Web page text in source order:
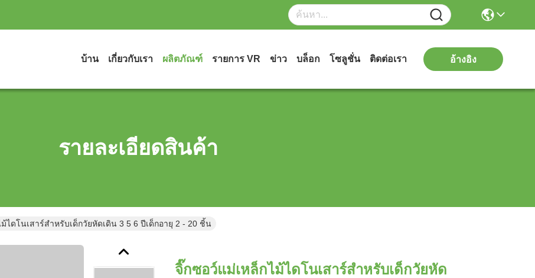
บ้าน เกี่ยวกับเรา ผลิตภัณฑ์ รายการ VR ข่าว บล็อก โซลูชั่น ติดต่อเรา อ้างอิง
รายละเอียดสินค้า
ไดโนเสาร์สำหรับเด็กวัยหัดเดิน 3 5 6 ปีเด็กอายุ 2 - 20 ชิ้น
จิ๊กซอว์แม่เหล็กไม้ไดโนเสาร์สำหรับเด็กวัยหัด